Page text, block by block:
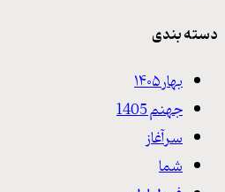
دسته بندی
بهار ۱۴۰۵
جهنم 1405
سرآغاز
شما